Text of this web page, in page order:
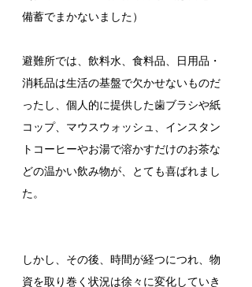
備蓄でまかないました）
避難所では、飲料水、食料品、日用品・
消耗品は生活の基盤で欠かせないものだ
ったし、個人的に提供した歯ブラシや紙
コップ、マウスウォッシュ、インスタン
トコーヒーやお湯で溶かすだけのお茶な
どの温かい飲み物が、とても喜ばれまし
た。
しかし、その後、時間が経つにつれ、物
資を取り巻く状況は徐々に変化していき